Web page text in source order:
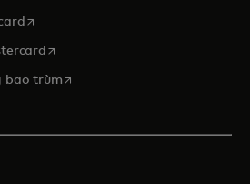
opens in a new tab
opens in a new tab
bao trùmopens in a new tab